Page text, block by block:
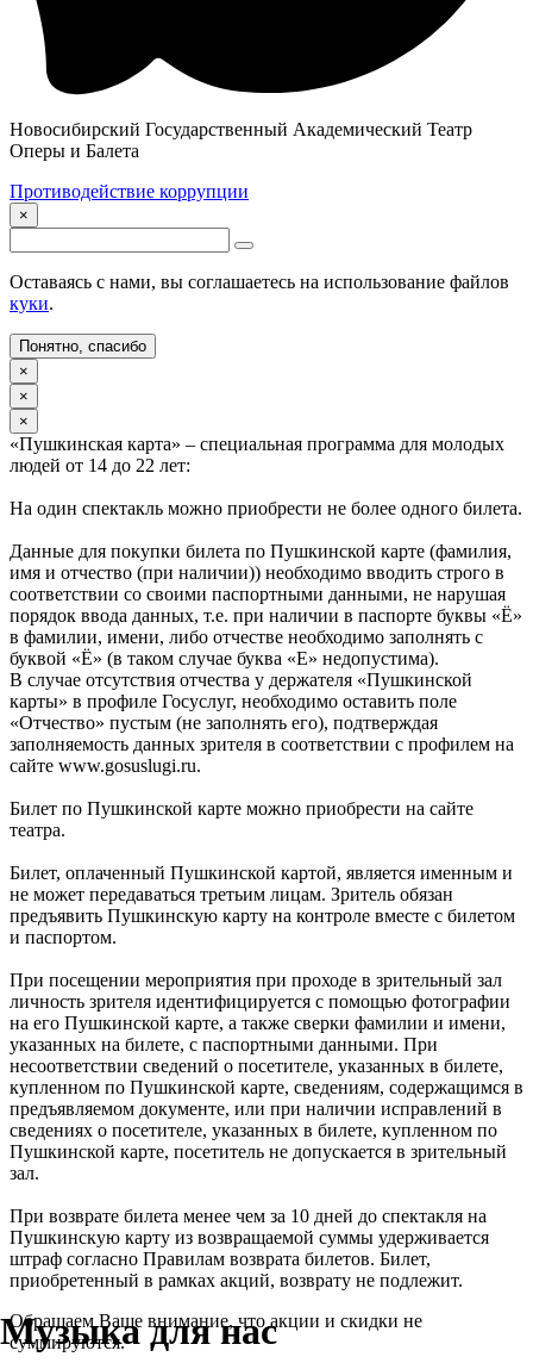
Музыка для нас
Новосибирский Государственный Академический Театр
Оперы и Балета
Противодействие коррупции
×
Оставаясь с нами, вы соглашаетесь на использование файлов
куки.
Понятно, спасибо
×
×
×
«Пушкинская карта» – специальная программа для молодых
людей от 14 до 22 лет:
На один спектакль можно приобрести не более одного билета.
Данные для покупки билета по Пушкинской карте (фамилия,
имя и отчество (при наличии)) необходимо вводить строго в
соответствии со своими паспортными данными, не нарушая
порядок ввода данных, т.е. при наличии в паспорте буквы «Ё»
в фамилии, имени, либо отчестве необходимо заполнять с
буквой «Ё» (в таком случае буква «Е» недопустима).
В случае отсутствия отчества у держателя «Пушкинской
карты» в профиле Госуслуг, необходимо оставить поле
«Отчество» пустым (не заполнять его), подтверждая
заполняемость данных зрителя в соответствии с профилем на
сайте www.gosuslugi.ru.
Билет по Пушкинской карте можно приобрести на сайте
театра.
Билет, оплаченный Пушкинской картой, является именным и
не может передаваться третьим лицам. Зритель обязан
предъявить Пушкинскую карту на контроле вместе с билетом
и паспортом.
При посещении мероприятия при проходе в зрительный зал
личность зрителя идентифицируется с помощью фотографии
на его Пушкинской карте, а также сверки фамилии и имени,
указанных на билете, с паспортными данными. При
несоответствии сведений о посетителе, указанных в билете,
купленном по Пушкинской карте, сведениям, содержащимся в
предъявляемом документе, или при наличии исправлений в
сведениях о посетителе, указанных в билете, купленном по
Пушкинской карте, посетитель не допускается в зрительный
зал.
При возврате билета менее чем за 10 дней до спектакля на
Пушкинскую карту из возвращаемой суммы удерживается
штраф согласно Правилам возврата билетов. Билет,
приобретенный в рамках акций, возврату не подлежит.
Обращаем Ваше внимание, что акции и скидки не
суммируются.